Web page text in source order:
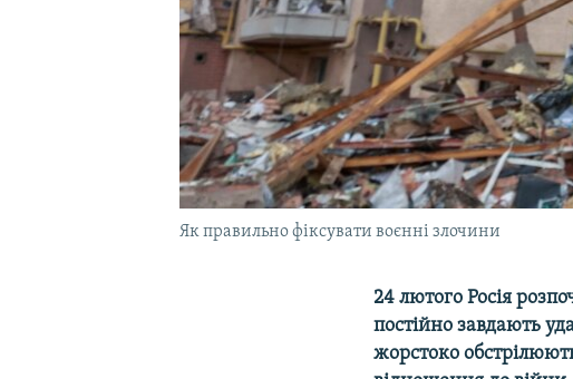
Як правильно фіксувати воєнні злочини
24 лютого Росія
постійно завдають
жорстоко